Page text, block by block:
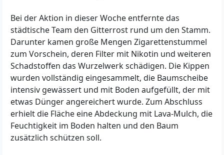
Bei der Aktion in dieser Woche entfernte das
städtische Team den Gitterrost rund um den Stamm.
Darunter kamen große Mengen Zigarettenstummel
zum Vorschein, deren Filter mit Nikotin und weiteren
Schadstoffen das Wurzelwerk schädigen. Die Kippen
wurden vollständig eingesammelt, die Baumscheibe
intensiv gewässert und mit Boden aufgefüllt, der mit
etwas Dünger angereichert wurde. Zum Abschluss
erhielt die Fläche eine Abdeckung mit Lava-Mulch, die
Feuchtigkeit im Boden halten und den Baum
zusätzlich schützen soll.